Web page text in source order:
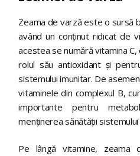
Zeama de varză este o sursă
având un conținut ridicat de
acestea se numără vitamina
rolul său antioxidant și
sistemului imunitar. De
vitaminele din complexul B,
importante pentru
menținerea sănătății
Pe lângă vitamine,